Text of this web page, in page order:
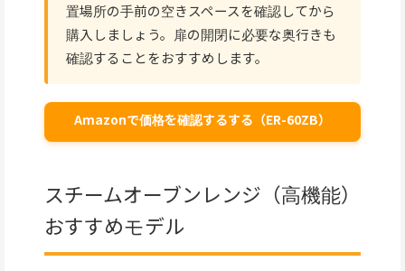
置場所の手前の空きスペースを確認してから
購入しましょう。扉の開閉に必要な奥行きも
確認することをおすすめします。
Amazonで価格を確認するする（ER-60ZB）
スチームオーブンレンジ（高機能）
おすすめモデル